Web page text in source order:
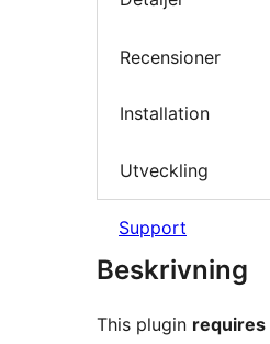
Recensioner
Installation
Utveckling
Support
Beskrivning
This plugin requires